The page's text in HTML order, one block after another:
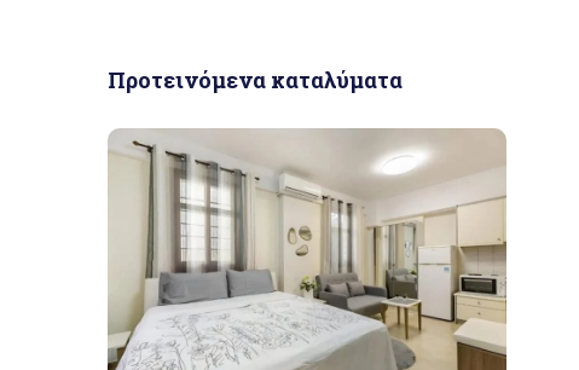
Προτεινόμενα καταλύματα